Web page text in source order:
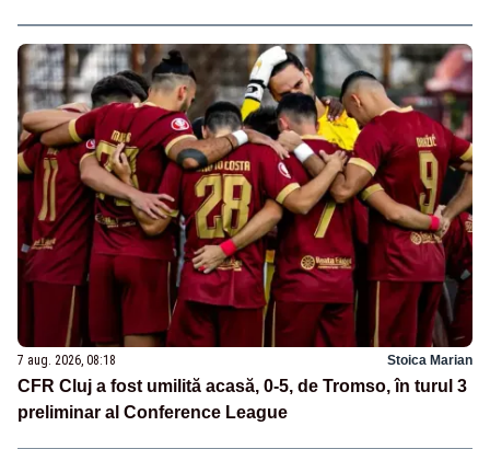
7 aug. 2026, 08:18 Stoica Marian
CFR Cluj a fost umilită acasă, 0-5, de Tromso, în turul 3
preliminar al Conference League